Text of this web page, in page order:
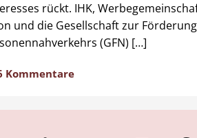
rückt. IHK,
und die Gesellschaft zur
(GFN) […]
Kommentare